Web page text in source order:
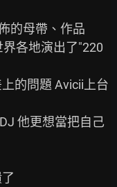
的母帶、作品
各地演出了"220
的問題 Avicii上台
他更想當把自己